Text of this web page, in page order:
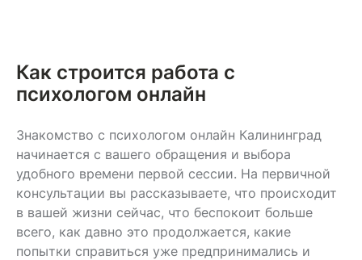
Как строится работа с
психологом онлайн
Знакомство с психологом онлайн Калининград
начинается с вашего обращения и выбора
удобного времени первой сессии. На первичной
консультации вы рассказываете, что происходит
в вашей жизни сейчас, что беспокоит больше
всего, как давно это продолжается, какие
попытки справиться уже предпринимались и